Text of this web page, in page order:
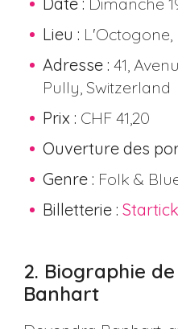
Lieu : L'Octogone,
Adresse : 41,
Pully, Switzerland
Prix : CHF 41,20
Ouverture des
Genre : Folk &
Billetterie :
2. Biographie
Banhart